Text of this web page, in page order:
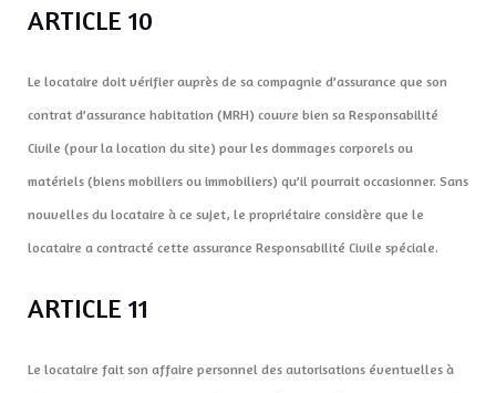
ARTICLE 10
Le locataire doit vérifier auprès de sa compagnie d’assurance que son
contrat d’assurance habitation (MRH) couvre bien sa Responsabilité
Civile (pour la location du site) pour les dommages corporels ou
matériels (biens mobiliers ou immobiliers) qu’il pourrait occasionner. Sans
nouvelles du locataire à ce sujet, le propriétaire considère que le
locataire a contracté cette assurance Responsabilité Civile spéciale.
ARTICLE 11
Le locataire fait son affaire personnel des autorisations éventuelles à